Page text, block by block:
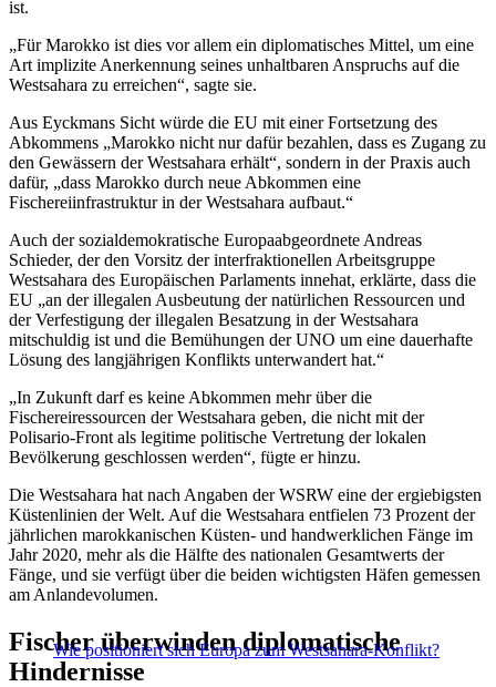
ist.
„Für Marokko ist dies vor allem ein diplomatisches Mittel, um eine
Art implizite Anerkennung seines unhaltbaren Anspruchs auf die
Westsahara zu erreichen“, sagte sie.
Aus Eyckmans Sicht würde die EU mit einer Fortsetzung des
Abkommens „Marokko nicht nur dafür bezahlen, dass es Zugang zu
den Gewässern der Westsahara erhält“, sondern in der Praxis auch
dafür, „dass Marokko durch neue Abkommen eine
Fischereiinfrastruktur in der Westsahara aufbaut.“
Auch der sozialdemokratische Europaabgeordnete Andreas
Schieder, der den Vorsitz der interfraktionellen Arbeitsgruppe
Westsahara des Europäischen Parlaments innehat, erklärte, dass die
EU „an der illegalen Ausbeutung der natürlichen Ressourcen und
der Verfestigung der illegalen Besatzung in der Westsahara
mitschuldig ist und die Bemühungen der UNO um eine dauerhafte
Lösung des langjährigen Konflikts unterwandert hat.“
„In Zukunft darf es keine Abkommen mehr über die
Fischereiressourcen der Westsahara geben, die nicht mit der
Polisario-Front als legitime politische Vertretung der lokalen
Bevölkerung geschlossen werden“, fügte er hinzu.
Die Westsahara hat nach Angaben der WSRW eine der ergiebigsten
Küstenlinien der Welt. Auf die Westsahara entfielen 73 Prozent der
jährlichen marokkanischen Küsten- und handwerklichen Fänge im
Jahr 2020, mehr als die Hälfte des nationalen Gesamtwerts der
Fänge, und sie verfügt über die beiden wichtigsten Häfen gemessen
am Anlandevolumen.
Wie positioniert sich Europa zum Westsahara-Konflikt?
Fischer überwinden diplomatische
Hindernisse